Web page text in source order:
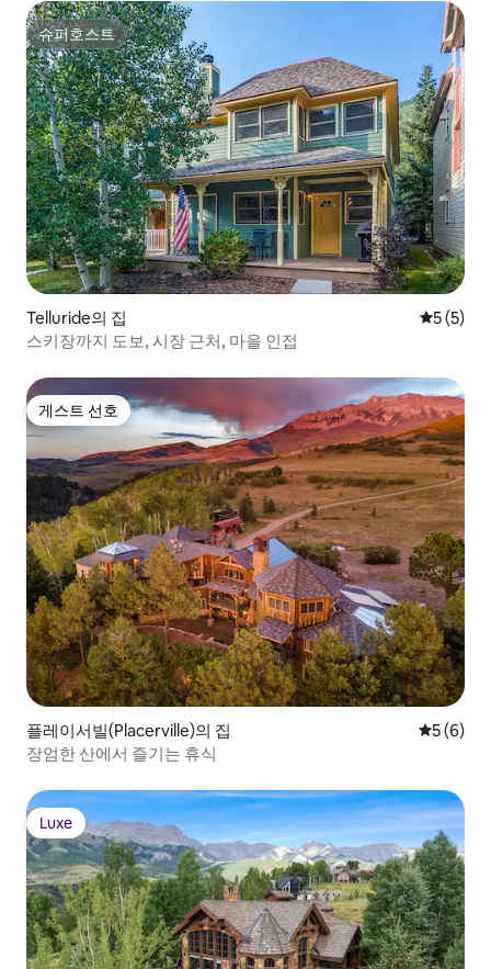
슈퍼호스트
슈퍼호스트
Telluride의 집 평점 5점
5 (5)
스키장까지 도보, 시장 근처, 마을 인접
게스트 선호
게스트 선호
플레이서빌(Placerville)의 집 평점 5점
5 (6)
장엄한 산에서 즐기는 휴식
Luxe
Luxe